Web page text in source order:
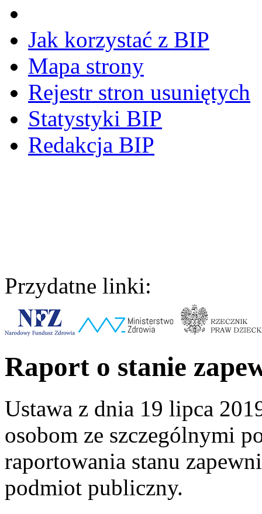
Jak korzystać z BIP
Mapa strony
Rejestr stron usuniętych
Statystyki BIP
Redakcja BIP
Przydatne linki:
Raport o stanie
Ustawa z dnia 19 lipca
osobom ze szczególnymi
raportowania stanu
podmiot publiczny.